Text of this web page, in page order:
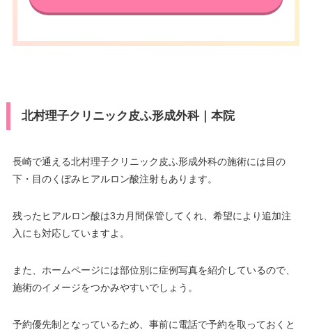
北村理子クリニック皮ふ形成外科｜本院
長崎で通える北村理子クリニック皮ふ形成外科の施術には目の
下・目のくぼみヒアルロン酸注射もあります。
残ったヒアルロン酸は3カ月間保管してくれ、希望により追加注
入にも対応していますよ。
また、ホームページには部位別に症例写真を紹介しているので、
施術のイメージをつかみやすいでしょう。
予約優先制となっているため、事前に電話で予約を取っておくと